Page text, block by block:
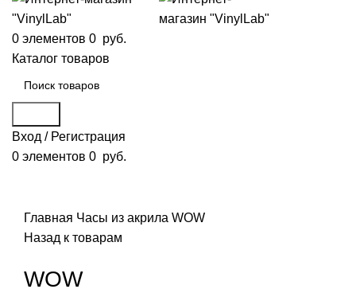
0 элементов 0 руб.
Каталог товаров
Вход / Регистрация
0 элементов 0 руб.
Главная Часы из акрила WOW
Назад к товарам
WOW